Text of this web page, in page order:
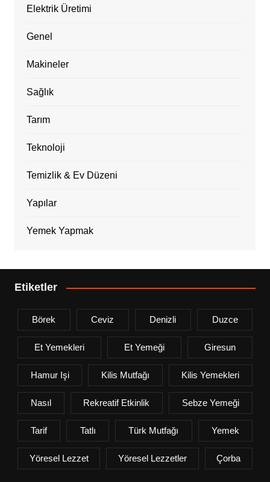
Elektrik Üretimi
Genel
Makineler
Sağlık
Tarım
Teknoloji
Temizlik & Ev Düzeni
Yapılar
Yemek Yapmak
Etiketler
Börek Ceviz Denizli Duzce
Et Yemekleri Et Yemeği Giresun
Hamur Işi Kilis Mutfağı Kilis Yemekleri
Nasıl Rekreatif Etkinlik Sebze Yemeği
Tarif Tatlı Türk Mutfağı Yemek
Yöresel Lezzet Yöresel Lezzetler Çorba